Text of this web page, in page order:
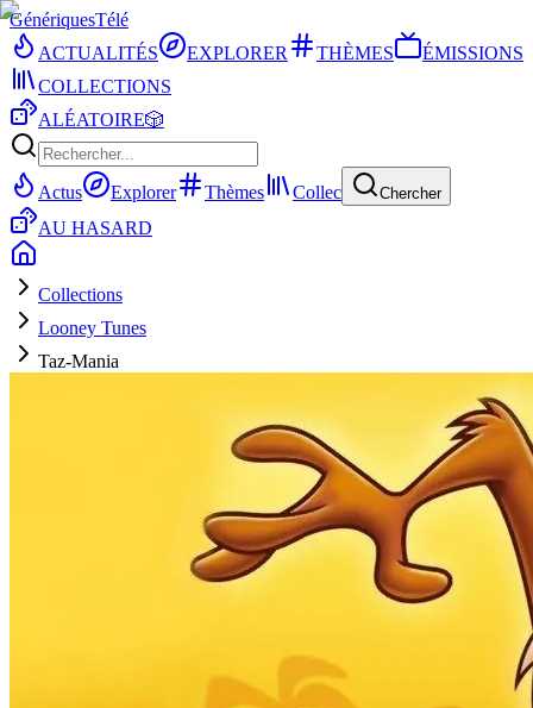
GénériquesTélé
ACTUALITÉS
EXPLORER THÈMES
ÉMISSIONS
COLLECTIONS
ALÉATOIRE🎲
Actus Explorer Thèmes Collec Chercher
AU HASARD
Collections
Looney Tunes
Taz-Mania